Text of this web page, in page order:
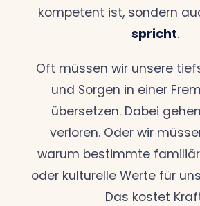
kompetent ist, sondern
spricht.
Oft müssen wir unsere
und Sorgen in einer
übersetzen. Dabei
verloren. Oder wir
warum bestimmte
oder kulturelle Werte für
Das kostet